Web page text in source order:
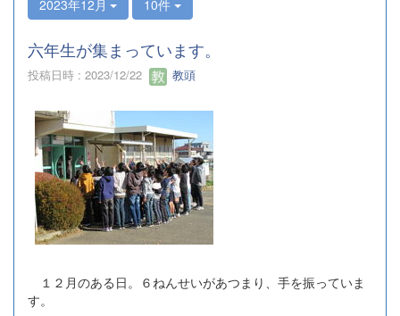
2023年12月 10件
六年生が集まっています。
投稿日時 : 2023/12/22 教頭
１２月のある日。６ねんせいがあつまり、手を振っていま
す。